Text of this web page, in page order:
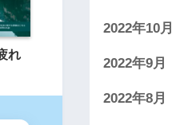
れ
2022年10月
2022年9月
2022年8月